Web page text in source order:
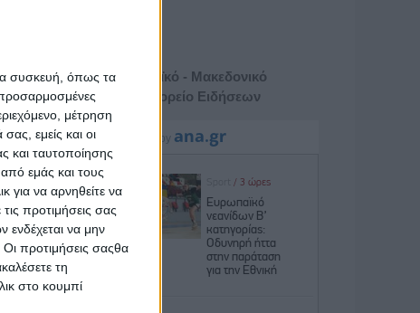
συσκευή, όπως τα
μέτρηση
εμείς και οι
και ταυτοποίησης
εμάς και τους
για να αρνηθείτε να
προτιμήσεις σας
να μην
Οι προτιμήσεις σαςθα
τη
στο κουμπί
Βόρειας
Από
η
Βόρειας
τις
όλοι οι
για την
στις
εντολή
του νέου
Αθηναϊκό - Μακεδονικό
Πρακτορείο Ειδήσεων